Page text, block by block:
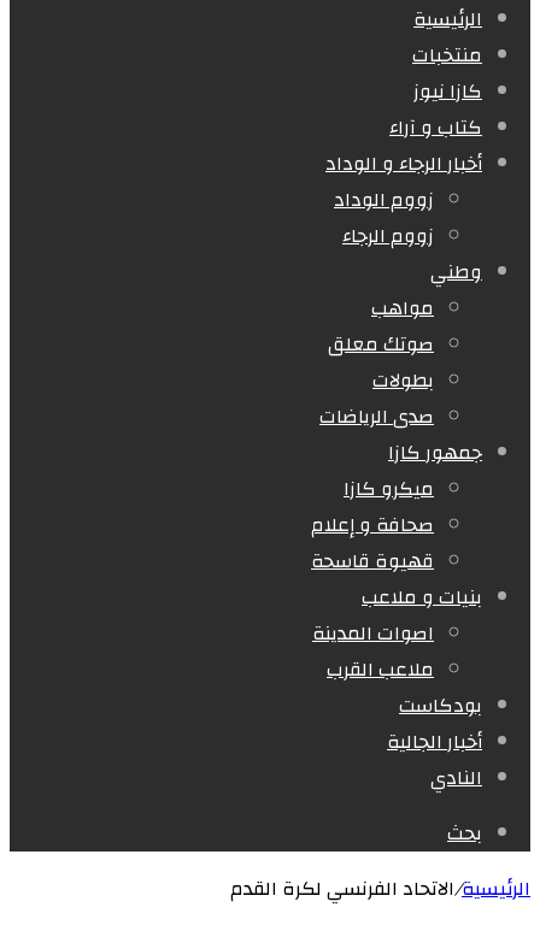
الرئيسية
منتخبات
كازا نيوز
كتاب و آراء
أخبار الرجاء و الوداد
زووم الوداد
زووم الرجاء
وطني
مواهب
صوتك معلق
بطولات
صدى الرياضات
جمهور كازا
ميكرو كازا
صحافة و إعلام
قهيوة قاسحة
بنيات و ملاعب
اصوات المدينة
ملاعب القرب
بودكاست
أخبار الجالية
النادي
بحث
الرئيسية/الاتحاد الفرنسي لكرة القدم